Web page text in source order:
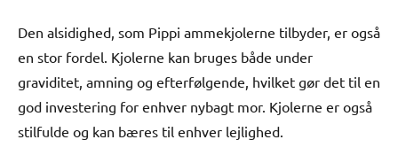
Den alsidighed, som Pippi ammekjolerne tilbyder, er også
en stor fordel. Kjolerne kan bruges både under
graviditet, amning og efterfølgende, hvilket gør det til en
god investering for enhver nybagt mor. Kjolerne er også
stilfulde og kan bæres til enhver lejlighed.